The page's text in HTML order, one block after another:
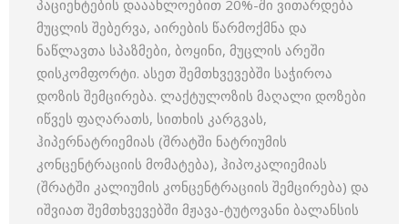
პაციენტების დააახლოებით 20%-ში ვითარდება
მუცლის შებერვა, აირების წარმოქმნა და
ნაწლავთა სპაზმები, ბოყინი, მუცლის არეში
დისკომფორტი. ასეთ შემთხვევებში საჭიროა
დოზის შემცირება. ლაქტულოზის მაღალი დოზები
იწვეს ფაღარათს, სითხის კარგვას,
ჰიპერნატრიემიას (შრატში ნატრიუმის
კონცენტრაციის მომატება), ჰიპოკალიემიას
(შრატში კალიუმის კონცენტრაციის შემცირება) და
იშვიათ შემთხვევებში მჟავა-ტუტოვანი ბალანსის